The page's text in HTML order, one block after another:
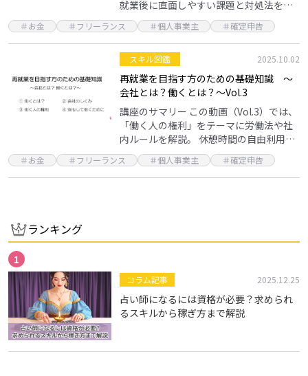
就業後に直面しやすい課題と対処法を解
説。 育児・介護休業制度などの法律や福
利厚生の種類、就業規則の確認と上司へ
の相談の重…
＃お金 ＃フリーランス ＃個人事業主 ＃確定申告
スキル図鑑 2025.10.02
再就業を目指す方のための基礎知識 ～
会社とは？働くとは？～Vol.3
講座のサマリー この動画（Vol.3）では、
「働く人の権利」をテーマに労働法や社
内ルールを解説。 休憩時間の自由利用や
法定労働時間、有給休暇、就業規則の確
認などを取り上げ、契約内容や法律を理
解し適切に…
＃お金 ＃フリーランス ＃個人事業主 ＃確定申告
ランキング
コラム記事 2025.12.25
占い師になるには資格が必要？求められ
るスキルから稼ぎ方まで解説